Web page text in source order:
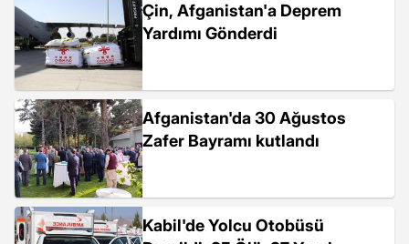
Çin, Afganistan'a Deprem
Yardımı Gönderdi
Afganistan'da 30 Ağustos
Zafer Bayramı kutlandı
Kabil'de Yolcu Otobüsü